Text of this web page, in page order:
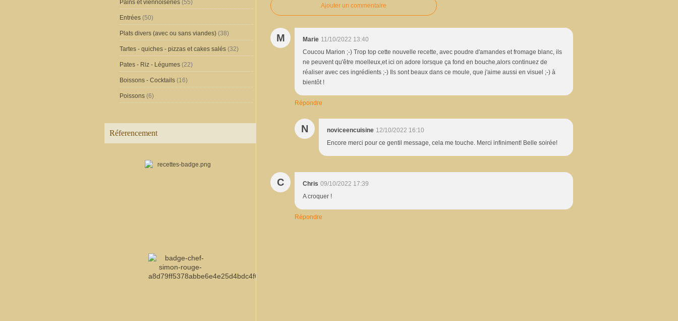
Pains et viennoiseries (55)
Entrées (50)
Plats divers (avec ou sans viandes) (38)
Tartes - quiches - pizzas et cakes salés (32)
Pates - Riz - Légumes (22)
Boissons - Cocktails (16)
Poissons (6)
Réferencement
Ajouter un commentaire
M Marie 11/10/2022 13:40
Coucou Marion ;-) Trop top cette nouvelle recette, avec poudre d'amandes et fromage blanc, ils
ne peuvent qu'être moelleux,et ici on adore lorsque ça fond en bouche,alors continuez de
réaliser avec ces ingrédients ;-) Ils sont beaux dans ce moule, que j'aime aussi en visuel ;-) à
bientôt !
Répondre
N noviceencuisine 12/10/2022 16:10
Encore merci pour ce gentil message, cela me touche. Merci infiniment! Belle soirée!
C Chris 09/10/2022 17:39
A croquer !
Répondre